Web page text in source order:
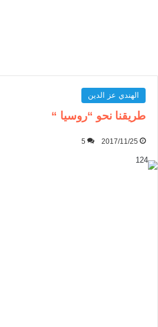
الهندي عز الدين
طريقنا نحو “روسيا “
2017/11/25
5